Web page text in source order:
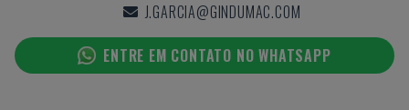
J.GARCIA@GINDUMAC.COM
ENTRE EM CONTATO NO WHATSAPP